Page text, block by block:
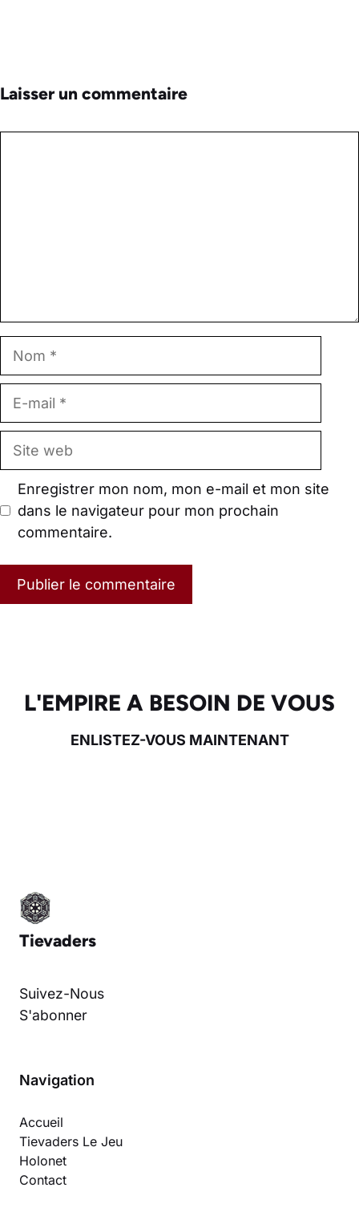
Laisser un commentaire
Site
Enregistrer mon nom, mon e-mail et mon site
dans le navigateur pour mon prochain
commentaire.
L'EMPIRE A BESOIN DE VOUS
ENLISTEZ-VOUS MAINTENANT
Tievaders
Suivez-Nous
S'abonner
Navigation
Accueil
Tievaders Le Jeu
Holonet
Contact